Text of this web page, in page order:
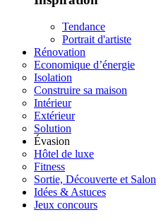
Tendance
Portrait d'artiste
Rénovation
Economique d’énergie
Isolation
Construire sa maison
Intérieur
Extérieur
Solution
Évasion
Hôtel de luxe
Fitness
Sortie, Découverte et Salon
Idées & Astuces
Jeux concours